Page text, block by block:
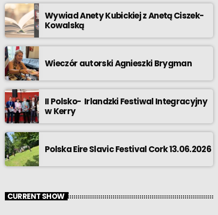
Wywiad Anety Kubickiej z Anetą Ciszek-
Kowalską
Wieczór autorski Agnieszki Brygman
II Polsko- Irlandzki Festiwal Integracyjny
w Kerry
Polska Eire Slavic Festival Cork 13.06.2026
CURRENT SHOW